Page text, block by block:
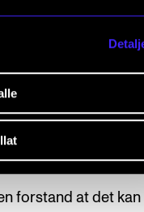
– sitte stille,
ta inn eit sjølvsendig
– uansett form
forstand at det